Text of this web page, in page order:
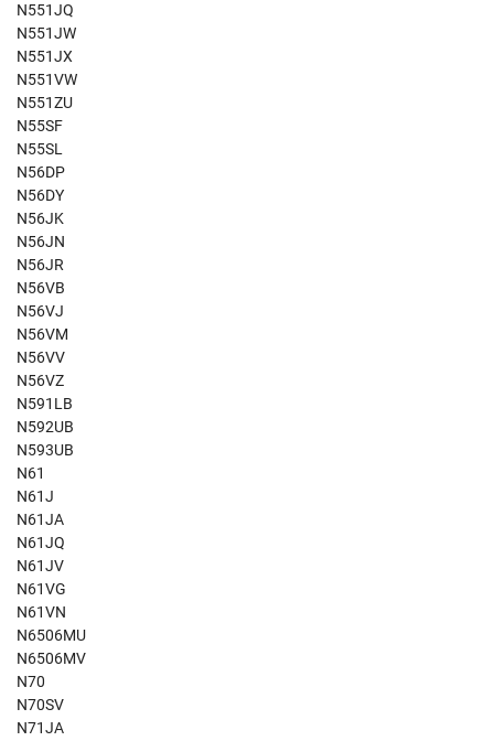
N551JQ
N551JW
N551JX
N551VW
N551ZU
N55SF
N55SL
N56DP
N56DY
N56JK
N56JN
N56JR
N56VB
N56VJ
N56VM
N56VV
N56VZ
N591LB
N592UB
N593UB
N61
N61J
N61JA
N61JQ
N61JV
N61VG
N61VN
N6506MU
N6506MV
N70
N70SV
N71JA